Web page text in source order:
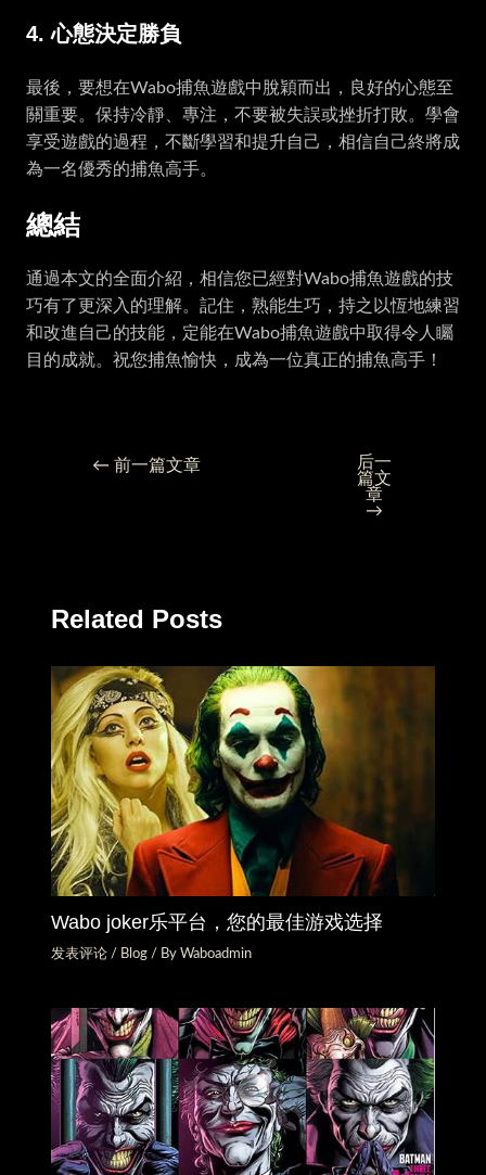
4. 心態決定勝負
最後，要想在Wabo捕魚遊戲中脫穎而出，良好的心態至
關重要。保持冷靜、專注，不要被失誤或挫折打敗。學會
享受遊戲的過程，不斷學習和提升自己，相信自己終將成
為一名優秀的捕魚高手。
總結
通過本文的全面介紹，相信您已經對Wabo捕魚遊戲的技
巧有了更深入的理解。記住，熟能生巧，持之以恆地練習
和改進自己的技能，定能在Wabo捕魚遊戲中取得令人矚
目的成就。祝您捕魚愉快，成為一位真正的捕魚高手！
← 前一篇文章
后一
篇文
章
→
Related Posts
Wabo joker乐平台，您的最佳游戏选择
发表评论 / Blog / ByWaboadmin